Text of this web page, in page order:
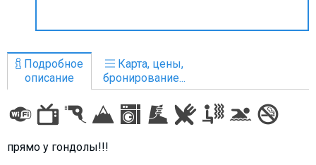
Подробное
описание
Карта, цены,
бронирование...
прямо у гондолы!!!
Визы и Документы
Что пить?
Деньги
Галерея